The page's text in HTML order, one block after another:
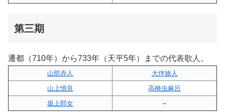
第三期
遷都（710年）から733年（天平5年）までの代表歌人。
山部赤人
大伴旅人
山上憶良
高橋虫麻呂
坂上郎女
–